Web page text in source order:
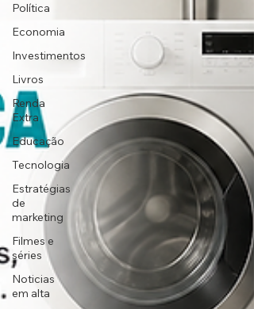
Política
Economia
Investimentos
Livros
Renda
Extra
Educação
Tecnologia
Estratégias
de
marketing
Filmes e
séries
Noticias
em alta